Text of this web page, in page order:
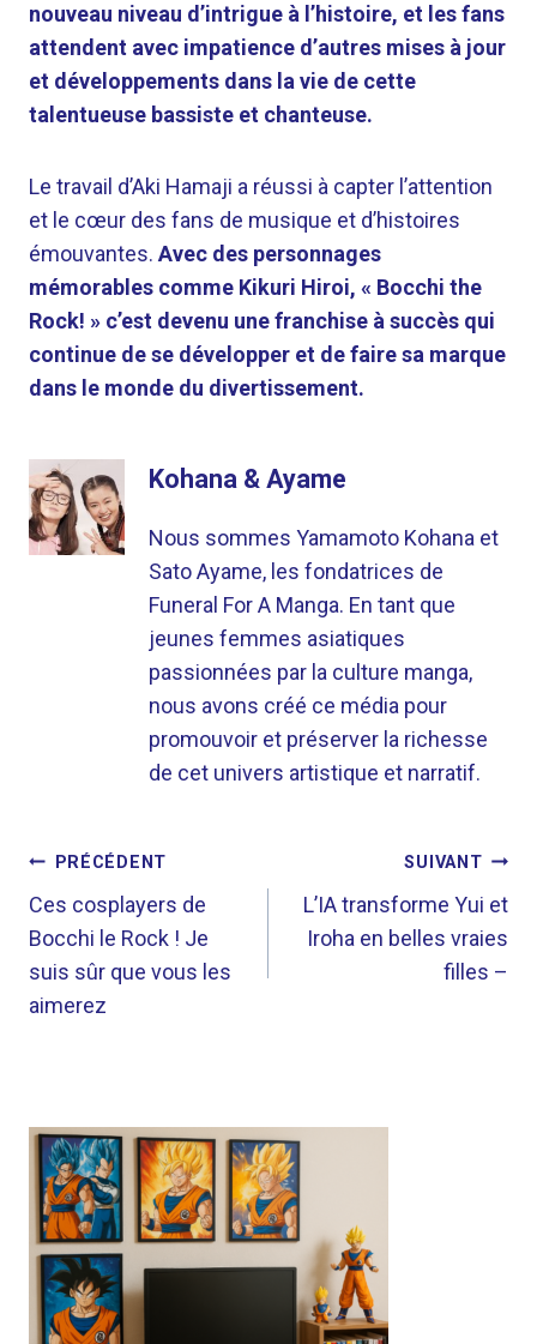
nouveau niveau d’intrigue à l’histoire, et les fans
attendent avec impatience d’autres mises à jour
et développements dans la vie de cette
talentueuse bassiste et chanteuse.
Le travail d’Aki Hamaji a réussi à capter l’attention
et le cœur des fans de musique et d’histoires
émouvantes. Avec des personnages
mémorables comme Kikuri Hiroi, « Bocchi the
Rock! » c’est devenu une franchise à succès qui
continue de se développer et de faire sa marque
dans le monde du divertissement.
Kohana & Ayame
Nous sommes Yamamoto Kohana et
Sato Ayame, les fondatrices de
Funeral For A Manga. En tant que
jeunes femmes asiatiques
passionnées par la culture manga,
nous avons créé ce média pour
promouvoir et préserver la richesse
de cet univers artistique et narratif.
NAVIGATION
DE
L’ARTICLE
PRÉCÉDENT
Ces cosplayers de
Bocchi le Rock ! Je
suis sûr que vous les
aimerez
SUIVANT
L’IA transforme Yui et
Iroha en belles vraies
filles –